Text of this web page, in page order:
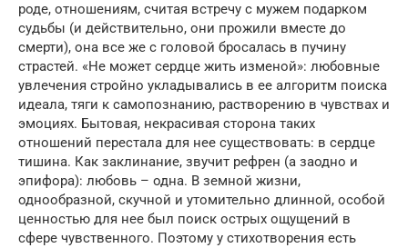
роде, отношениям, считая встречу с мужем подарком
судьбы (и действительно, они прожили вместе до
смерти), она все же с головой бросалась в пучину
страстей. «Не может сердце жить изменой»: любовные
увлечения стройно укладывались в ее алгоритм поиска
идеала, тяги к самопознанию, растворению в чувствах и
эмоциях. Бытовая, некрасивая сторона таких
отношений перестала для нее существовать: в сердце
тишина. Как заклинание, звучит рефрен (а заодно и
эпифора): любовь – одна. В земной жизни,
однообразной, скучной и утомительно длинной, особой
ценностью для нее был поиск острых ощущений в
сфере чувственного. Поэтому у стихотворения есть